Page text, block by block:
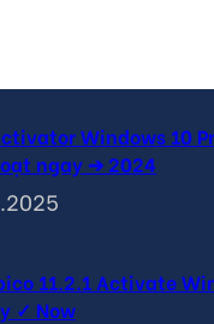
Windows 10
ngay ➔ 2024
11.2.1 Activate
✓ Now